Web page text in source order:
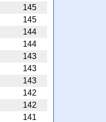
145
145
144
144
143
143
143
142
142
141